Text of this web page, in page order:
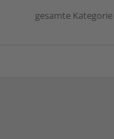
gesamte